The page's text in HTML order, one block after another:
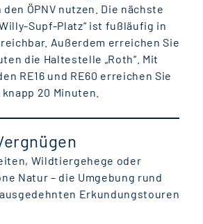
ÖPNV nutzen. Die nächste
Supf-Platz“ ist fußläufig in
Außerdem erreichen Sie
die Haltestelle „Roth“. Mit
RE16 und RE60 erreichen Sie
20 Minuten.
Wildtiergehege oder
Natur – die Umgebung rund
Erkundungstouren